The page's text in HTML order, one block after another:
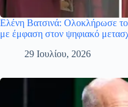
Ελένη Βατσινά: Ολοκλήρωσε το
με έμφαση στον ψηφιακό
29 Ιουλίου, 2026